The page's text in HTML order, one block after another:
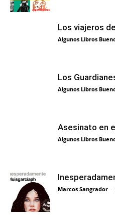
Los viajeros
Algunos Libros
Los
Algunos Libros
Asesinato en
Algunos Libros
Marcos Sangrador -